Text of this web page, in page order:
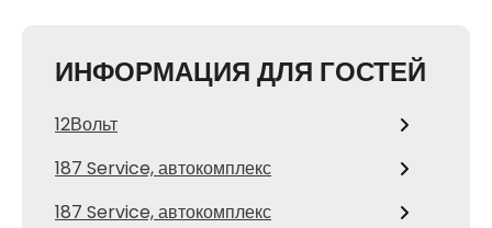
ИНФОРМАЦИЯ ДЛЯ ГОСТЕЙ
12Вольт
187 Service, автокомплекс
187 Service, автокомплекс